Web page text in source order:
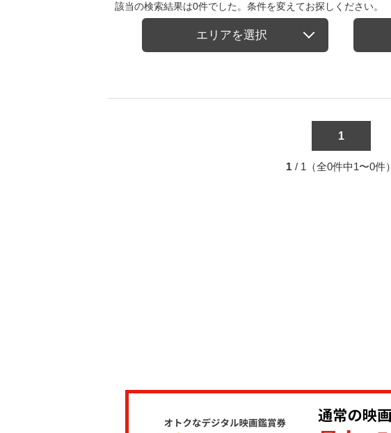
該当の検索結果は0件でした。条件を変えてお探しください。
エリアを選択
1
1 / 1（全0件中1〜0件）